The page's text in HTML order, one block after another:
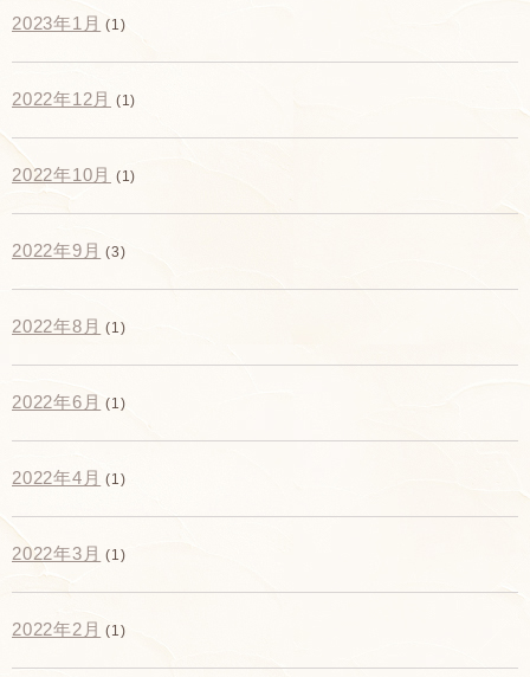
2023年1月 (1)
2022年12月 (1)
2022年10月 (1)
2022年9月 (3)
2022年8月 (1)
2022年6月 (1)
2022年4月 (1)
2022年3月 (1)
2022年2月 (1)